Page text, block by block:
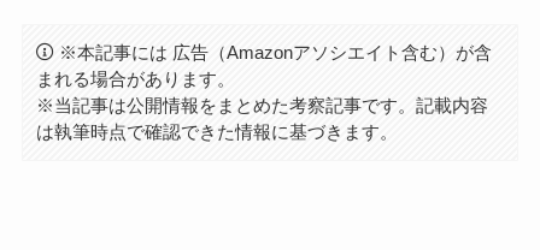
※本記事には 広告（Amazonアソシエイト含む）が含
まれる場合があります。
※当記事は公開情報をまとめた考察記事です。記載内容
は執筆時点で確認できた情報に基づきます。